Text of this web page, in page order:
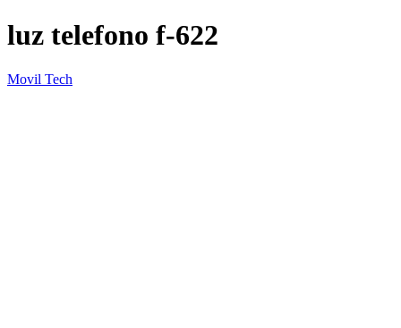
luz telefono f-622
Movil Tech